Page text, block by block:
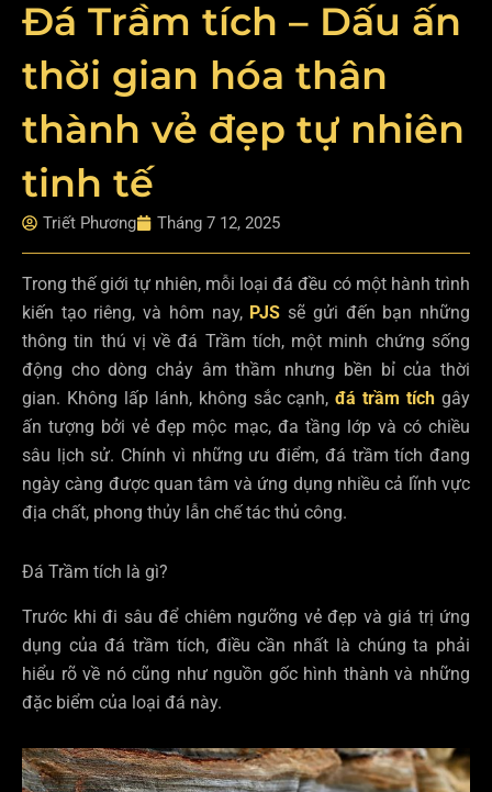
Đá Trầm tích – Dấu ấn
thời gian hóa thân
thành vẻ đẹp tự nhiên
tinh tế
Triết Phương Tháng 7 12, 2025
Trong thế giới tự nhiên, mỗi loại đá đều có một hành trình
kiến tạo riêng, và hôm nay, PJS sẽ gửi đến bạn những
thông tin thú vị về đá Trầm tích, một minh chứng sống
động cho dòng chảy âm thầm nhưng bền bỉ của thời
gian. Không lấp lánh, không sắc cạnh,đá trầm tích gây
ấn tượng bởi vẻ đẹp mộc mạc, đa tầng lớp và có chiều
sâu lịch sử. Chính vì những ưu điểm, đá trầm tích đang
ngày càng được quan tâm và ứng dụng nhiều cả lĩnh vực
địa chất, phong thủy lẫn chế tác thủ công.
Đá Trầm tích là gì?
Trước khi đi sâu để chiêm ngưỡng vẻ đẹp và giá trị ứng
dụng của đá trầm tích, điều cần nhất là chúng ta phải
hiểu rõ về nó cũng như nguồn gốc hình thành và những
đặc biểm của loại đá này.